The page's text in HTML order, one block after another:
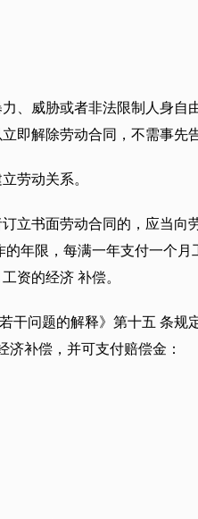
、威胁或者非法限制人身自
即解除劳动合同，不需事先
劳动关系。
立书面劳动合同的，应当向
年限，每满一年支付一个月
资的经济 补偿。
干问题的解释》第十五 条规
补偿，并可支付赔偿金：